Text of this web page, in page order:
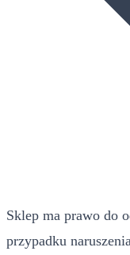
Sklep ma prawo do
przypadku